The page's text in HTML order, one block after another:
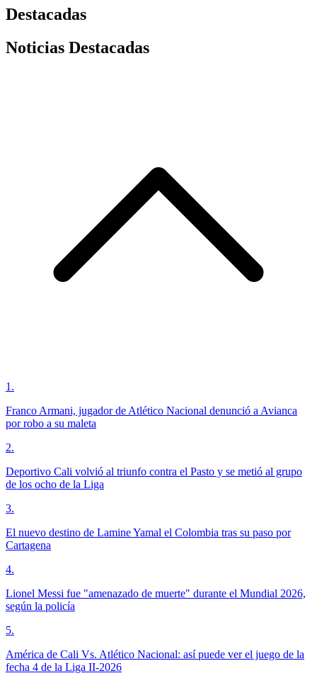
Destacadas
Noticias Destacadas
1 .
Franco Armani, jugador de Atlético Nacional denunció a Avianca
por robo a su maleta
2.
Deportivo Cali volvió al triunfo contra el Pasto y se metió al grupo
de los ocho de la Liga
3.
El nuevo destino de Lamine Yamal el Colombia tras su paso por
Cartagena
4.
Lionel Messi fue "amenazado de muerte" durante el Mundial 2026,
según la policía
5.
América de Cali Vs. Atlético Nacional: así puede ver el juego de la
fecha 4 de la Liga II-2026